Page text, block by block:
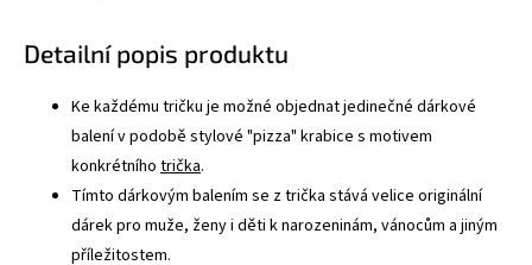
Detailní popis produktu
Ke každému tričku je možné objednat jedinečné dárkové
balení v podobě stylové "pizza" krabice s motivem
konkrétního trička.
Tímto dárkovým balením se z trička stává velice originální
dárek pro muže, ženy i děti k narozeninám, vánocům a jiným
příležitostem.